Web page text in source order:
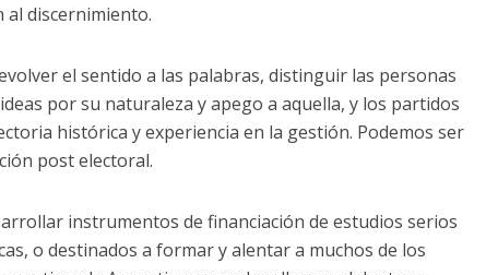
al discernimiento.
el sentido a las palabras, distinguir las personas
por su naturaleza y apego a aquella, y los partidos
histórica y experiencia en la gestión. Podemos ser
post electoral.
instrumentos de financiación de estudios serios
o destinados a formar y alentar a muchos de los